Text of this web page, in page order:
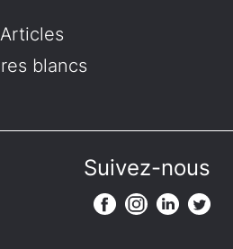
Articles
blancs
Suivez-nous